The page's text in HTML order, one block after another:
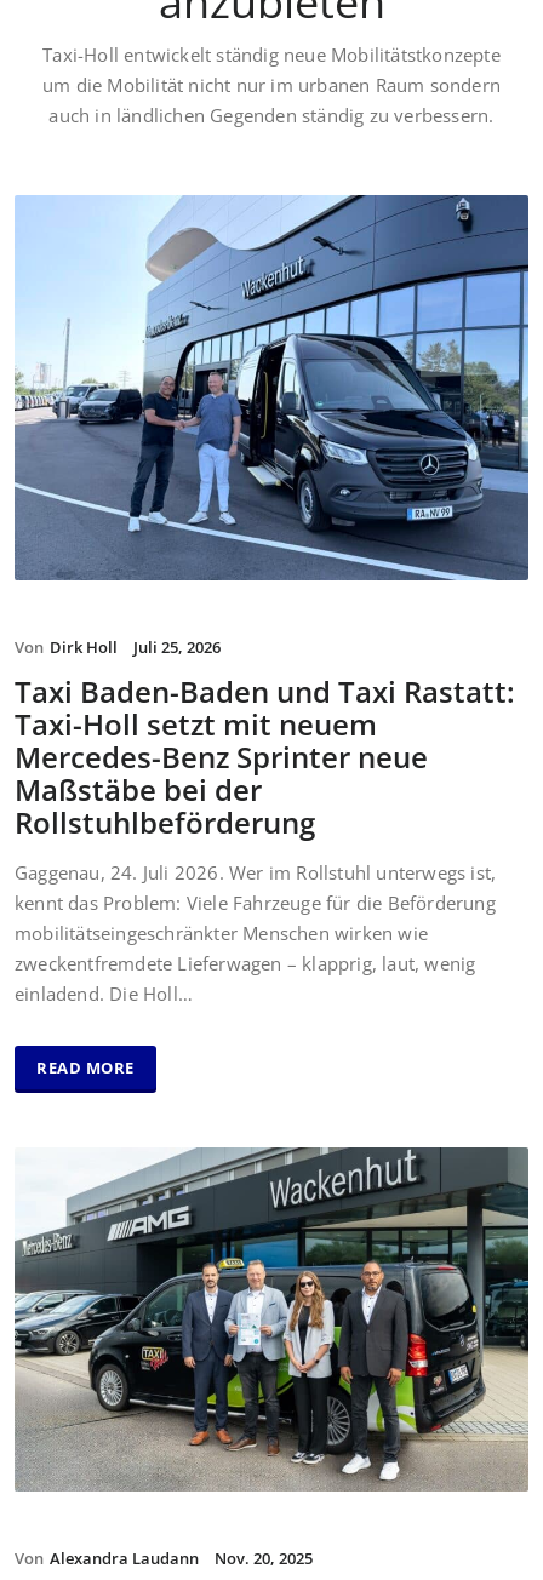
Taxi-Holl entwickelt ständig neue Mobilitätstkonzepte
um die Mobilität nicht nur im urbanen Raum sondern
auch in ländlichen Gegenden ständig zu verbessern.
Von Dirk Holl Juli 25, 2026
Taxi Baden-Baden und Taxi Rastatt:
Taxi-Holl setzt mit neuem
Mercedes-Benz Sprinter neue
Maßstäbe bei der
Rollstuhlbeförderung
Gaggenau, 24. Juli 2026. Wer im Rollstuhl unterwegs ist,
kennt das Problem: Viele Fahrzeuge für die Beförderung
mobilitätseingeschränkter Menschen wirken wie
zweckentfremdete Lieferwagen – klapprig, laut, wenig
einladend. Die Holl…
READ MORE
Von Alexandra Laudann Nov. 20, 2025